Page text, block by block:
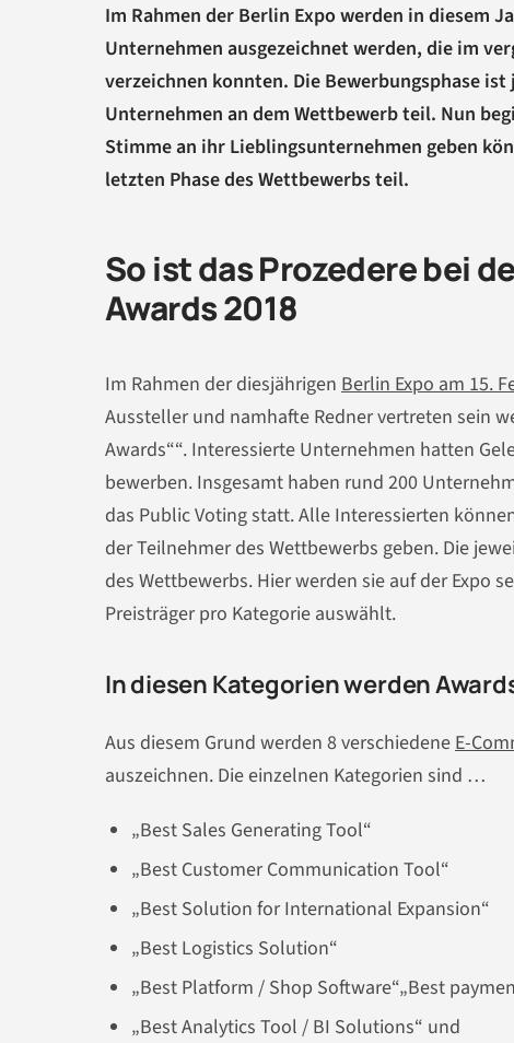
Im Rahmen der Berlin Expo werden in diesem
Unternehmen ausgezeichnet werden, die im
verzeichnen konnten. Die Bewerbungsphase
Unternehmen an dem Wettbewerb teil. Nun
Stimme an ihr Lieblingsunternehmen geben
letzten Phase des Wettbewerbs teil.
So ist das Prozedere bei
Awards 2018
Im Rahmen der diesjährigen Berlin Expo am 15.
Aussteller und namhafte Redner vertreten sein
Awards““. Interessierte Unternehmen hatten
bewerben. Insgesamt haben rund 200
das Public Voting statt. Alle Interessierten
der Teilnehmer des Wettbewerbs geben. Die
des Wettbewerbs. Hier werden sie auf der Expo
Preisträger pro Kategorie auswählt.
In diesen Kategorien werden
Aus diesem Grund werden 8 verschiedeneE-
auszeichnen. Die einzelnen Kategorien sind …
„Best Sales Generating Tool“
„Best Customer Communication Tool“
„Best Solution for International Expansion“
„Best Logistics Solution“
„Best Platform / Shop Software“„Best
„Best Analytics Tool / BI Solutions“ und